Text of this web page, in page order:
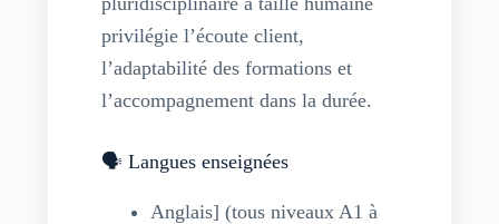
privilégie l’écoute client,
l’adaptabilité des formations et
l’accompagnement dans la durée.
🗣️ Langues enseignées
Anglais] (tous niveaux A1 à